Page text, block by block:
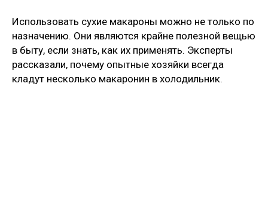
Использовать сухие макароны можно не только по
назначению. Они являются крайне полезной вещью
в быту, если знать, как их применять. Эксперты
рассказали, почему опытные хозяйки всегда
кладут несколько макаронин в холодильник.